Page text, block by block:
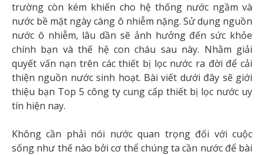
trường còn kém khiến cho hệ thống nước ngầm và
nước bề mặt ngày càng ô nhiễm nặng. Sử dụng nguồn
nước ô nhiễm, lâu dần sẽ ảnh hưởng đến sức khỏe
chính bạn và thế hệ con cháu sau này. Nhằm giải
quyết vấn nạn trên các thiết bị lọc nước ra đời để cải
thiện nguồn nước sinh hoạt. Bài viết dưới đây sẽ giới
thiệu bạn Top 5 công ty cung cấp thiết bị lọc nước uy
tín hiện nay.
Không cần phải nói nước quan trọng đối với cuộc
sống như thế nào bởi cơ thể chúng ta cần nước để bài